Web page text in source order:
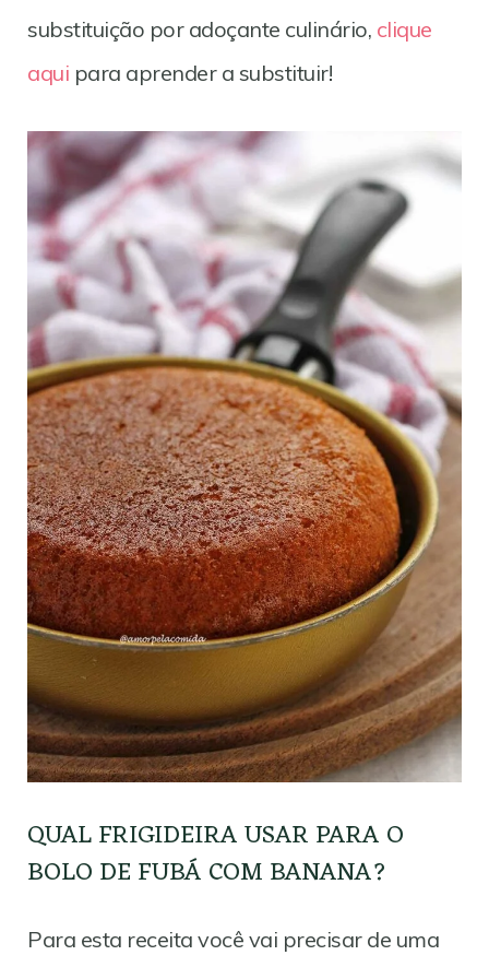
substituição por adoçante culinário, clique
aqui para aprender a substituir!
QUAL FRIGIDEIRA USAR PARA O
BOLO DE FUBÁ COM BANANA?
Para esta receita você vai precisar de uma